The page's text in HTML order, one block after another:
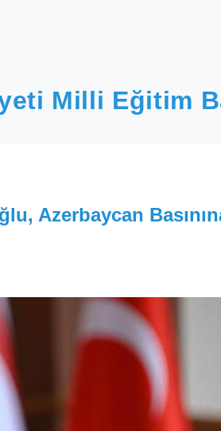
Milli Eğitim
Azerbaycan